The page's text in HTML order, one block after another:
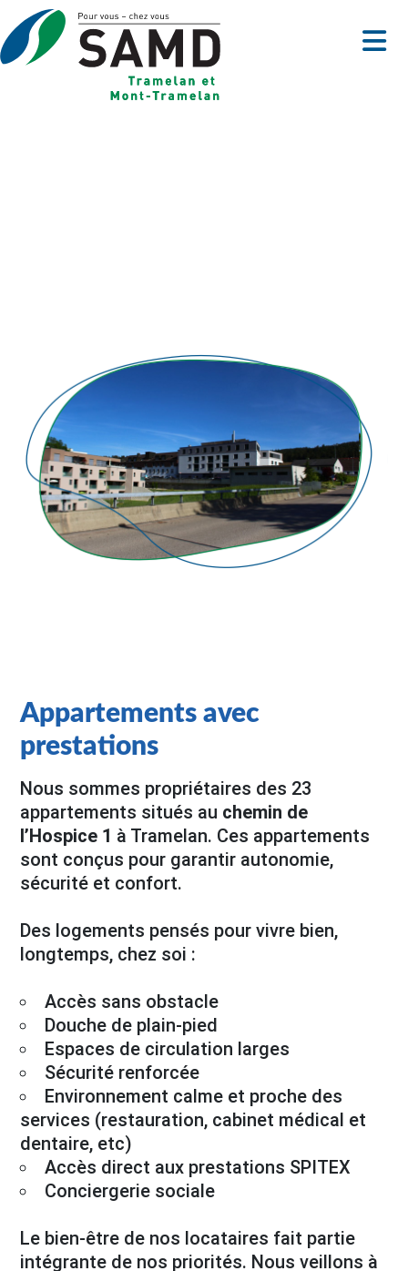
Appartements avec
prestations
Nous sommes propriétaires des 23
appartements situés au chemin de
l’Hospice 1 à Tramelan. Ces appartements
sont conçus pour garantir autonomie,
sécurité et confort.
Des logements pensés pour vivre bien,
longtemps, chez soi :
Accès sans obstacle
Douche de plain‑pied
Espaces de circulation larges
Sécurité renforcée
Environnement calme et proche des
services (restauration, cabinet médical et
dentaire, etc)
Accès direct aux prestations SPITEX
Conciergerie sociale
Le bien‑être de nos locataires fait partie
intégrante de nos priorités. Nous veillons à